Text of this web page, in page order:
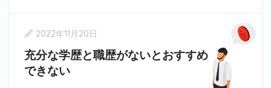
基本は自分のなりたい職業の種類や仕事を選んで、
自分で探すのですが、公式ラインアカウントのキャ
リアアドバイザーによるバックアップがあり、自分
2022年11月20日
充分な学歴と職歴がないとおすすめ
できない